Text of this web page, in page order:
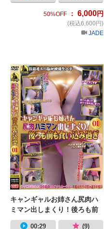
50%OFF ： 6,000円
(税込6,600円)
JADE
キャンギャルお姉さん尻肉ハ
ミマン出しまくり！後ろも前
も食い込み過ぎ01
00:29 (9)